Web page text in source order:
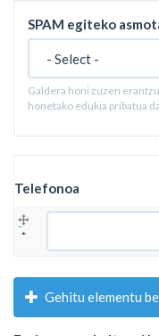
SPAM egiteko
Galdera honi zuzen
honetako edukia pribatua
Telefonoa
Gehitu elementu